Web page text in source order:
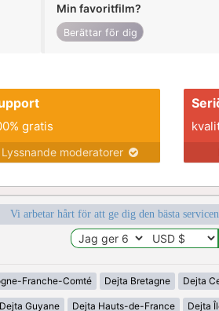
Min favoritfilm?
Berättar för dig
gratis
Lyssnande moderatorer
Vi arbetar hårt för att ge dig den bästa
Franche-Comté Dejta Bretagne Dejta
Dejta Guyane Dejta Hauts-de-France Dejta